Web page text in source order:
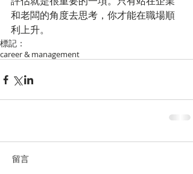
和老闆的角度去思考，你才能在職場順
利上升。
標記：
career & management
留言